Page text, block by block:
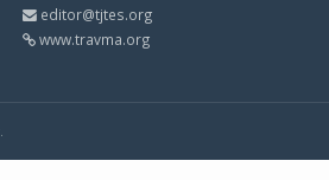
editor@tjtes.org
www.travma.org